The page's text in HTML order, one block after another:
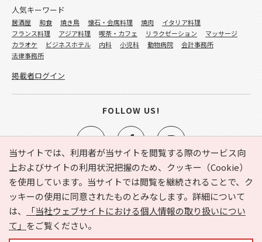
当サイトでは、利用者が当サイトを閲覧する際のサービス向
上およびサイトの利用状況把握のため、クッキー（Cookie）
を使用しています。当サイトでは閲覧を継続されることで、ク
ッキーの使用に同意されたものとみなします。詳細について
は、
「当社ウェブサイトにおける個人情報の取り扱いについ
て」 をご覧ください。
e-NAVITA（イーナビタ）とは？ お気に入り
ヘルプ
利用規約
個人情報の取り扱いについて
運営会社
サイトマップ
広告掲載に関するお問い合わせ
人気キーワード
居酒屋 和食 焼き鳥 懐石・会席料理 焼肉
イタリア料理
フランス料理
アジア料理 喫茶・カフェ リラクゼーション
マッサージ
カラオケ
ビジネスホテル 内科 小児科 動物病院
会計事務所
法律事務所
掲載者ログイン
FOLLOW US!